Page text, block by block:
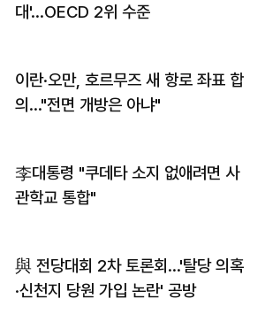
대'…OECD 2위 수준
이란·오만, 호르무즈 새 항로 좌표 합
의…"전면 개방은 아냐"
李대통령 "쿠데타 소지 없애려면 사
관학교 통합"
與 전당대회 2차 토론회…'탈당 의혹
·신천지 당원 가입 논란' 공방